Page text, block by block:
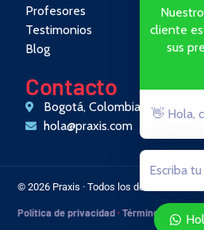
Profesores
Testimonios
Blog
Contacto
Bogotá, Colombia
hola@praxis.com
© 2026 Praxis · Todos los derechos
Política de privacidad·Términos
cliente
sus
👋 Hola,